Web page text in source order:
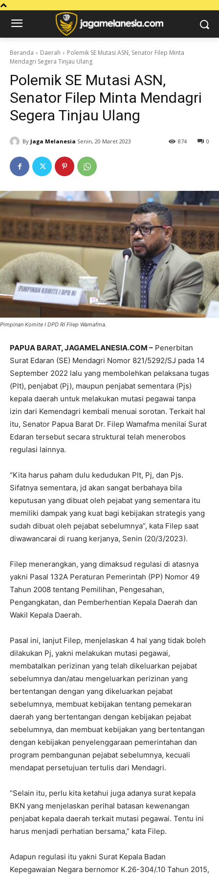
Beranda Daerah
Polemik SE Mutasi ASN, Senator Filep Minta
Mendagri Segera Tinjau Ulang
Polemik SE Mutasi ASN,
Senator Filep Minta Mendagri
Segera Tinjau Ulang
By Jaga Melanesia Senin, 20 Maret 2023 0
874
Pimpinan Komite I DPD RI Filep Wamafma.
PAPUA BARAT, JAGAMELANESIA.COM – Penerbitan
Surat Edaran (SE) Mendagri Nomor 821/5292/SJ pada 14
September 2022 lalu yang membolehkan pelaksana tugas
(Plt), penjabat (Pj), maupun penjabat sementara (Pjs)
kepala daerah untuk melakukan mutasi pegawai tanpa
izin dari Kemendagri kembali menuai sorotan. Terkait hal
itu, Senator Papua Barat Dr. Filep Wamafma menilai Surat
Edaran tersebut secara struktural telah menerobos
regulasi lainnya.
“Kita harus paham dulu kedudukan Plt, Pj, dan Pjs.
Sifatnya sementara, jd akan sangat berbahaya bila
keputusan yang dibuat oleh pejabat yang sementara itu
memiliki dampak yang kuat bagi kebijakan strategis yang
sudah dibuat oleh pejabat sebelumnya”, kata Filep saat
diwawancarai di ruang kerjanya, Senin (20/3/2023).
Filep menerangkan, yang dimaksud regulasi di atasnya
yakni Pasal 132A Peraturan Pemerintah (PP) Nomor 49
Tahun 2008 tentang Pemilihan, Pengesahan,
Pengangkatan, dan Pemberhentian Kepala Daerah dan
Wakil Kepala Daerah.
Pasal ini, lanjut Filep, menjelaskan 4 hal yang tidak boleh
dilakukan Pj, yakni melakukan mutasi pegawai,
membatalkan perizinan yang telah dikeluarkan pejabat
sebelumnya dan/atau mengeluarkan perizinan yang
bertentangan dengan yang dikeluarkan pejabat
sebelumnya, membuat kebijakan tentang pemekaran
daerah yang bertentangan dengan kebijakan pejabat
sebelumnya, dan membuat kebijakan yang bertentangan
dengan kebijakan penyelenggaraan pemerintahan dan
program pembangunan pejabat sebelumnya, kecuali
mendapat persetujuan tertulis dari Mendagri.
“Selain itu, perlu kita ketahui juga adanya surat kepala
BKN yang menjelaskan perihal batasan kewenangan
penjabat kepala daerah terkait mutasi pegawai. Tentu ini
harus menjadi perhatian bersama,” kata Filep.
Adapun regulasi itu yakni Surat Kepala Badan
Kepegawaian Negara bernomor K.26-304/.10 Tahun 2015,